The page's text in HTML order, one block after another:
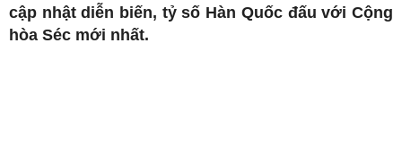
cập nhật diễn biến, tỷ số Hàn Quốc đấu với Cộng
hòa Séc mới nhất.